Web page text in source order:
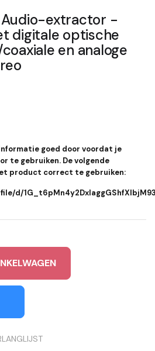
Audio-extractor -
digitale optische
coaxiale en analoge
goed door voordat je
te gebruiken. De volgende
product correct te gebruiken:
d/